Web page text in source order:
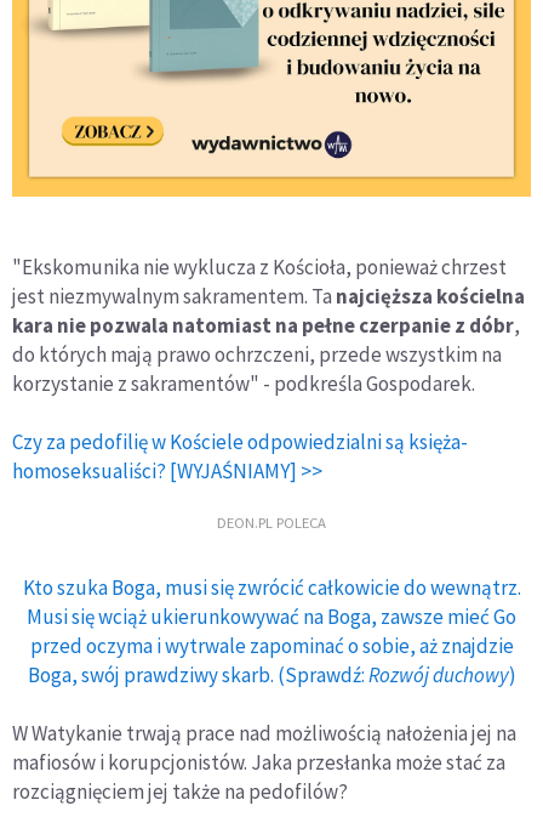
"Ekskomunika nie wyklucza z Kościoła, ponieważ chrzest
jest niezmywalnym sakramentem. Ta najcięższa kościelna
kara nie pozwala natomiast na pełne czerpanie z dóbr,
do których mają prawo ochrzczeni, przede wszystkim na
korzystanie z sakramentów" - podkreśla Gospodarek.
Czy za pedofilię w Kościele odpowiedzialni są księża-
homoseksualiści? [WYJAŚNIAMY] >>
DEON.PL POLECA
Kto szuka Boga, musi się zwrócić całkowicie do wewnątrz.
Musi się wciąż ukierunkowywać na Boga, zawsze mieć Go
przed oczyma i wytrwale zapominać o sobie, aż znajdzie
Boga, swój prawdziwy skarb. (Sprawdź:Rozwój duchowy)
W Watykanie trwają prace nad możliwością nałożenia jej na
mafiosów i korupcjonistów. Jaka przesłanka może stać za
rozciągnięciem jej także na pedofilów?